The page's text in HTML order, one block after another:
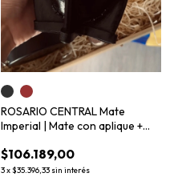
ROSARIO CENTRAL Mate
Imperial | Mate con aplique +
$106.189,00
3x$35.396,33 sin interés